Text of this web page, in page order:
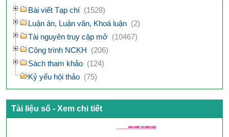
Bài viết Tạp chí (1528)
Luận án, Luận văn, Khoá luận (2)
Tài nguyên truy cập mở (10467)
Công trình NCKH (206)
Sách tham khảo (124)
Kỷ yếu hội thảo (75)
Tài liệu số - Xem chi tiết